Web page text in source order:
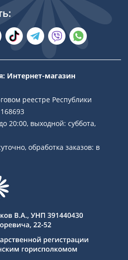
Интернет-магазин
реестре Республики
20:00, выходной: суббота,
обработка заказов: в